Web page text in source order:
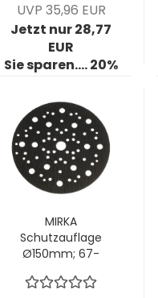
UVP 35,96 EUR
Jetzt nur 28,77
EUR
Sie sparen.... 20%
MIRKA
Schutzauflage
Ø150mm; 67-
Stck/Pck